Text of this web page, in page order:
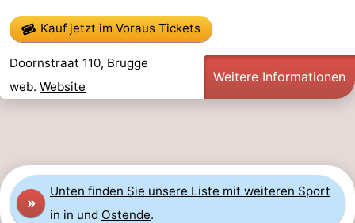
Kauf jetzt im Voraus Tickets
Doornstraat 110, Brugge
web. Website
Weitere Informationen
»
Unten finden Sie unsere Liste mit weiteren Sport
in in und Ostende.